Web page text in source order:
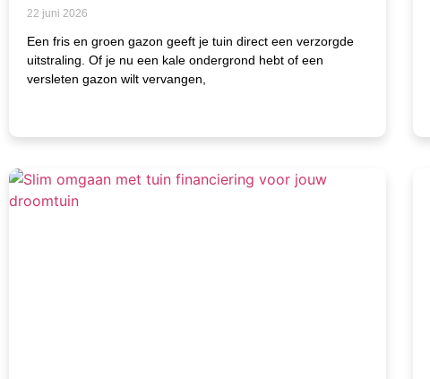
22 juni 2026
Een fris en groen gazon geeft je tuin direct een verzorgde
uitstraling. Of je nu een kale ondergrond hebt of een
versleten gazon wilt vervangen,